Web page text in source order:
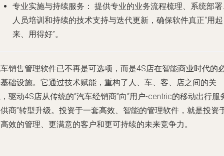
专业实施与持续服务： 提供专业的业务流程梳理、系统部
人员培训和持续的技术支持与迭代更新，确保软件真正“用起
来、用得好”。
销售管理软件已不再是可选项，而是4S店在智能商业时代的
础设施。它通过技术赋能，重构了人、车、客、店之间的关
驱动4S店从传统的“汽车经销商”向“用户-centric的移动出行服
商”转型升级。投资于一套高效、智能的管理软件，就是投资
效的管理、更满意的客户和更可持续的未来竞争力。